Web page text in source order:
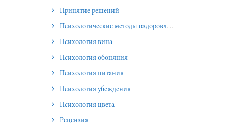
Принятие решений
Психологические методы оздоровления и омоложения
Психология вина
Психология обоняния
Психология питания
Психология убеждения
Психология цвета
Рецензия